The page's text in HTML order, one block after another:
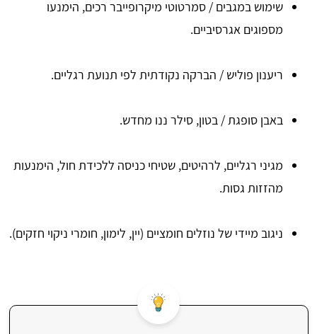
שימוש במגבים / סמרטוטי מיקרופייבר רכים, הימנעו
מספוגים אגרסיביים.
ריענון פוליש / הברקה נקודתית לפי תנועת רגליים.
באבן סופגת / בטון, סילר ננו מחדש.
מגיני רגליים, לרהיטים, שטיחי כניסה ללכידת חול, הימנעות
מהזזות גסות.
ניגוב מיידי של נוזלים חומציים (יין, לימון, חומרי ניקוי חזקים).